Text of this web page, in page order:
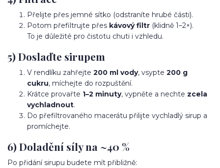
Přelijte přes jemné sítko (odstraníte hrubé části).
Potom přefiltrujte přes kávový filtr (klidně 1–2×).
To je důležité pro čistotu chuti i vzhledu.
5) Doslaďte sirupem
V rendlíku zahřejte 200 ml vody, vsypte 200 g
cukru, míchejte do rozpuštění.
Krátce provařte 1–2 minuty, vypněte a nechte zcela
vychladnout.
Do přefiltrovaného macerátu přilijte vychladlý sirup a
promíchejte.
6) Doladění síly na ~40 %
Po přidání sirupu budete mít přibližně: